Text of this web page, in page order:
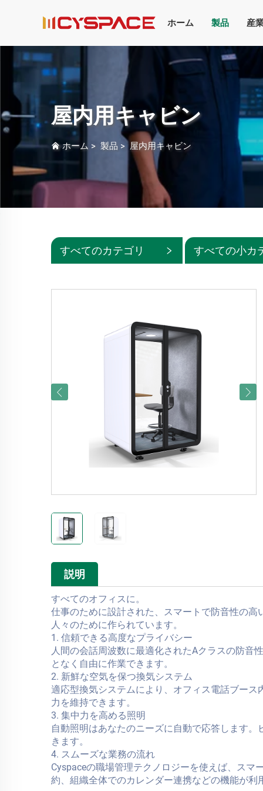
ホーム 製品 産
屋内用キャビン
ホーム > 製品 > 屋内用キャビン
すべてのカテゴリ すべての小カ
説明
すべてのオフィスに。
仕事のために設計された、スマートで防音性の
人々のために作られています。
1. 信頼できる高度なプライバシー
人間の会話周波数に最適化されたAクラスの防音
となく自由に作業できます。
2. 新鮮な空気を保つ換気システム
適応型換気システムにより、オフィス電話ブー
力を維持できます。
3. 集中力を高める照明
自動照明はあなたのニーズに自動で応答します
きます。
4. スムーズな業務の流れ
Cyspaceの職場管理テクノロジーを使えば、ス
約、組織全体でのカレンダー連携などの機能が利